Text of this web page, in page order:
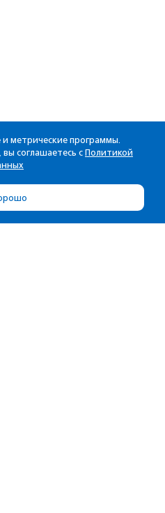
метрические программы.
соглашаетесь с Политикой